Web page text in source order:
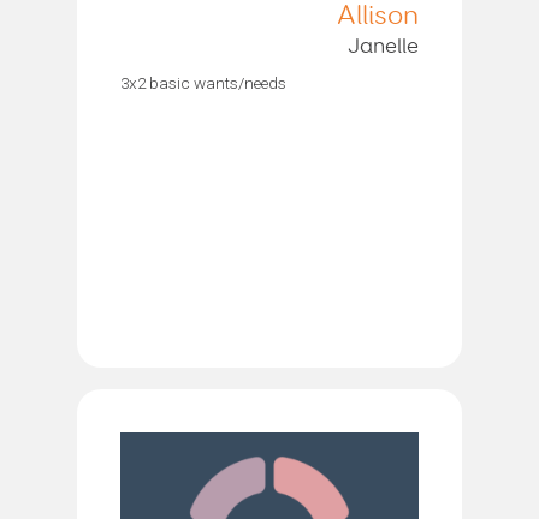
Allison
Janelle
3x2 basic wants/needs